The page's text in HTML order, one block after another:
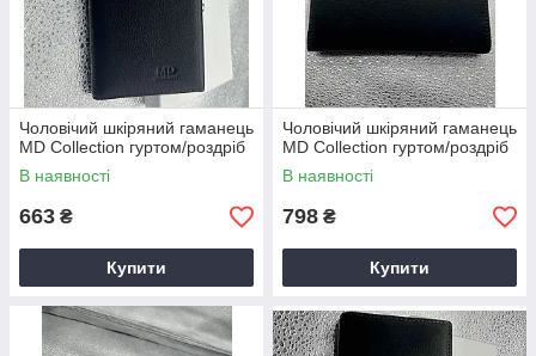
Чоловічий шкіряний гаманець
MD Collection гуртом/роздріб
В наявності
663 ₴
Купити
Чоловічий шкіряний гаманець
MD Collection гуртом/роздріб
В наявності
798 ₴
Купити